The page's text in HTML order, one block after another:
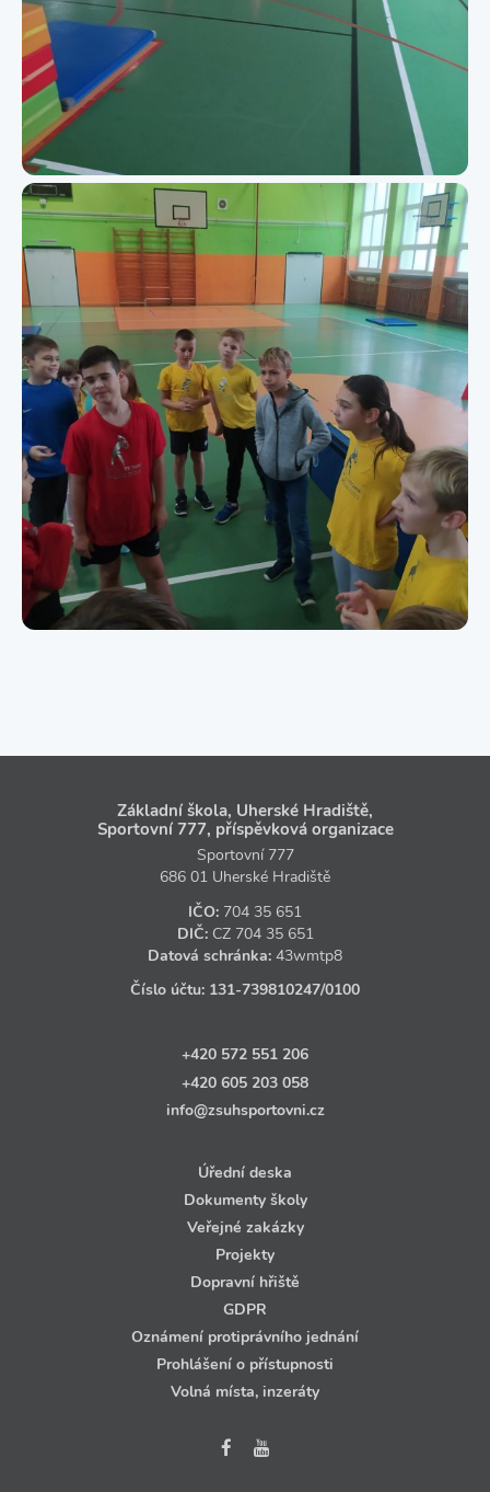
Základní škola, Uherské Hradiště,
Sportovní 777, příspěvková organizace
Sportovní 777
686 01 Uherské Hradiště
IČO: 704 35 651
DIČ: CZ 704 35 651
Datová schránka: 43wmtp8
Číslo účtu: 131‑739810247/0100
+420 572 551 206
+420 605 203 058
info@zsuhsportovni.cz
Úřední deska
Dokumenty školy
Veřejné zakázky
Projekty
Dopravní hřiště
GDPR
Oznámení protiprávního jednání
Prohlášení o přístupnosti
Volná místa, inzeráty